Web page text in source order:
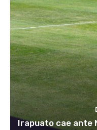
Irapuato cae ante